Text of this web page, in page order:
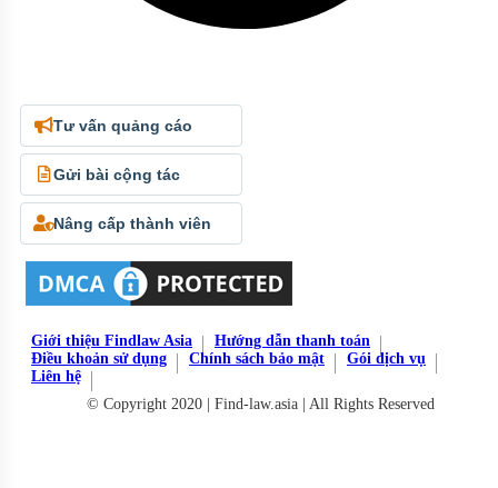
Tư vấn quảng cáo
Gửi bài cộng tác
Nâng cấp thành viên
Giới thiệu Findlaw Asia
Hướng dẫn thanh toán
Điều khoản sử dụng
Chính sách bảo mật
Gói dịch vụ
Liên hệ
© Copyright 2020 | Find-law.asia | All Rights Reserved